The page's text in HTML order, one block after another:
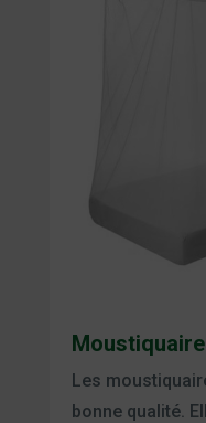
Moustiquaire
Les
bonne qualité.